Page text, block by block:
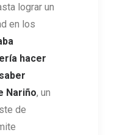
lograr un
en los
hacer
Nariño, un
de